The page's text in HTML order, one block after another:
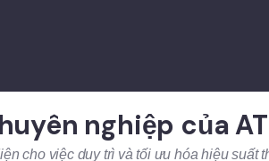
nghiệp của
cho việc duy trì và tối ưu hóa hiệu suất